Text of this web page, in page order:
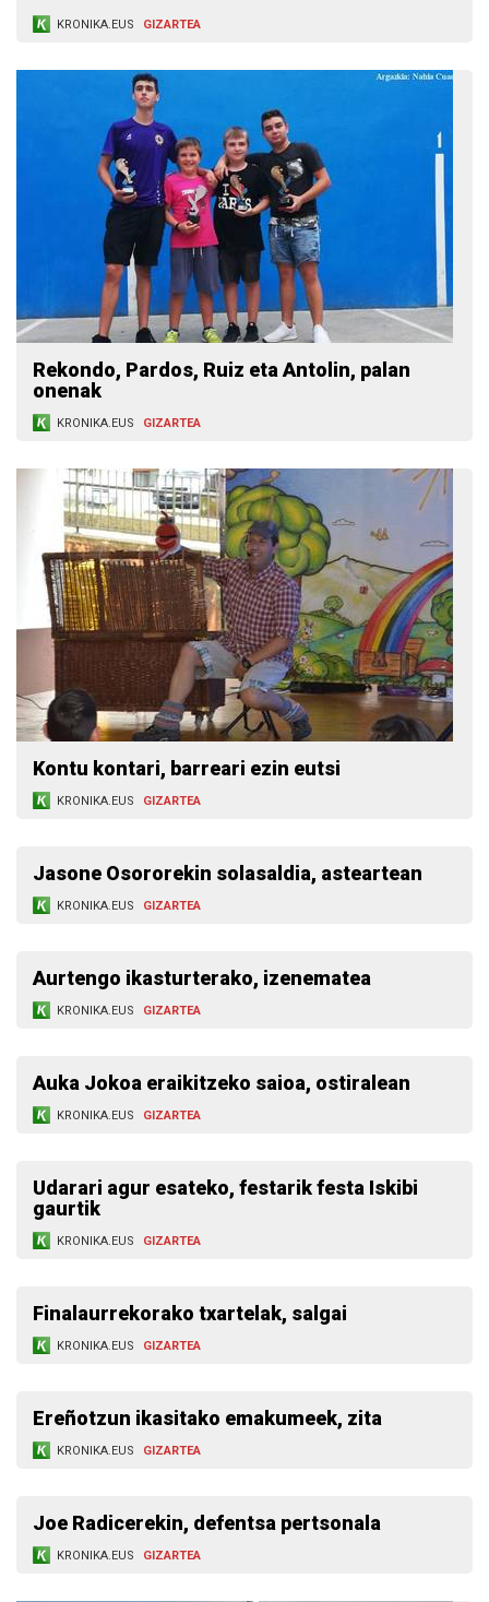
KRONIKA.EUS GIZARTEA
Rekondo, Pardos, Ruiz eta Antolin, palan
onenak
KRONIKA.EUS GIZARTEA
Kontu kontari, barreari ezin eutsi
KRONIKA.EUS GIZARTEA
Jasone Osororekin solasaldia, asteartean
KRONIKA.EUS GIZARTEA
Aurtengo ikasturterako, izenematea
KRONIKA.EUS GIZARTEA
Auka Jokoa eraikitzeko saioa, ostiralean
KRONIKA.EUS GIZARTEA
Udarari agur esateko, festarik festa Iskibi
gaurtik
KRONIKA.EUS GIZARTEA
Finalaurrekorako txartelak, salgai
KRONIKA.EUS GIZARTEA
Ereñotzun ikasitako emakumeek, zita
KRONIKA.EUS GIZARTEA
Joe Radicerekin, defentsa pertsonala
KRONIKA.EUS GIZARTEA